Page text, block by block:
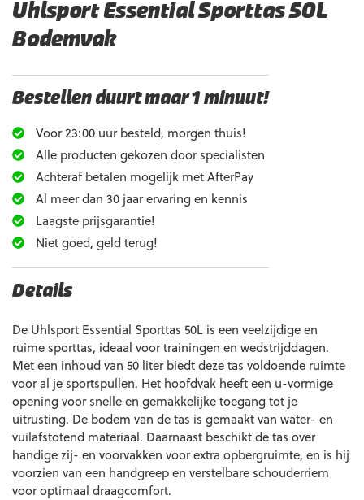
Uhlsport Essential Sporttas 50L
Bodemvak
Bestellen duurt maar 1 minuut!
Voor 23:00 uur besteld, morgen thuis!
Alle producten gekozen door specialisten
Achteraf betalen mogelijk met AfterPay
Al meer dan 30 jaar ervaring en kennis
Laagste prijsgarantie!
Niet goed, geld terug!
Details
De Uhlsport Essential Sporttas 50L is een veelzijdige en
ruime sporttas, ideaal voor trainingen en wedstrijddagen.
Met een inhoud van 50 liter biedt deze tas voldoende ruimte
voor al je sportspullen. Het hoofdvak heeft een u-vormige
opening voor snelle en gemakkelijke toegang tot je
uitrusting. De bodem van de tas is gemaakt van water- en
vuilafstotend materiaal. Daarnaast beschikt de tas over
handige zij- en voorvakken voor extra opbergruimte, en is hij
voorzien van een handgreep en verstelbare schouderriem
voor optimaal draagcomfort.